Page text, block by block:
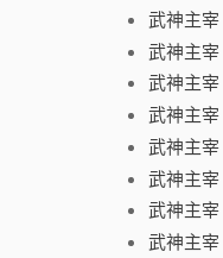
武神主宰
武神主宰
武神主宰
武神主宰
武神主宰
武神主宰
武神主宰
武神主宰